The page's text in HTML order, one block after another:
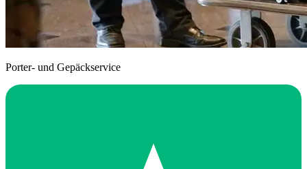
Porter- und Gepäckservice